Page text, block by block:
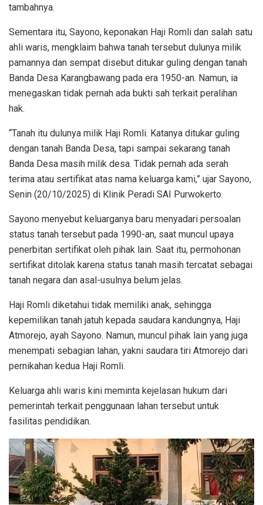
tambahnya.
Sementara itu, Sayono, keponakan Haji Romli dan salah satu
ahli waris, mengklaim bahwa tanah tersebut dulunya milik
pamannya dan sempat disebut ditukar guling dengan tanah
Banda Desa Karangbawang pada era 1950-an. Namun, ia
menegaskan tidak pernah ada bukti sah terkait peralihan
hak.
“Tanah itu dulunya milik Haji Romli. Katanya ditukar guling
dengan tanah Banda Desa, tapi sampai sekarang tanah
Banda Desa masih milik desa. Tidak pernah ada serah
terima atau sertifikat atas nama keluarga kami,” ujar Sayono,
Senin (20/10/2025) di Klinik Peradi SAI Purwokerto.
Sayono menyebut keluarganya baru menyadari persoalan
status tanah tersebut pada 1990-an, saat muncul upaya
penerbitan sertifikat oleh pihak lain. Saat itu, permohonan
sertifikat ditolak karena status tanah masih tercatat sebagai
tanah negara dan asal-usulnya belum jelas.
Haji Romli diketahui tidak memiliki anak, sehingga
kepemilikan tanah jatuh kepada saudara kandungnya, Haji
Atmorejo, ayah Sayono. Namun, muncul pihak lain yang juga
menempati sebagian lahan, yakni saudara tiri Atmorejo dari
pernikahan kedua Haji Romli.
Keluarga ahli waris kini meminta kejelasan hukum dari
pemerintah terkait penggunaan lahan tersebut untuk
fasilitas pendidikan.